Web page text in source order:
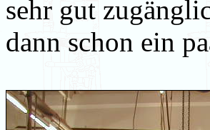
sehr gut
dann schon ein